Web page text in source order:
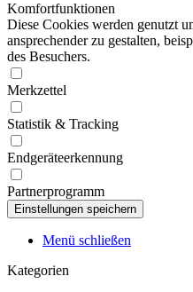
Komfortfunktionen
Diese Cookies werden genutzt
ansprechender zu gestalten,
des Besuchers.
Merkzettel
Statistik & Tracking
Endgeräteerkennung
Partnerprogramm
Menü schließen
Kategorien